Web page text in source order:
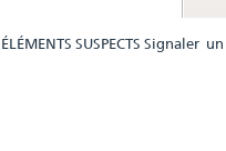
ÉLÉMENTS SUSPECTS Signaler